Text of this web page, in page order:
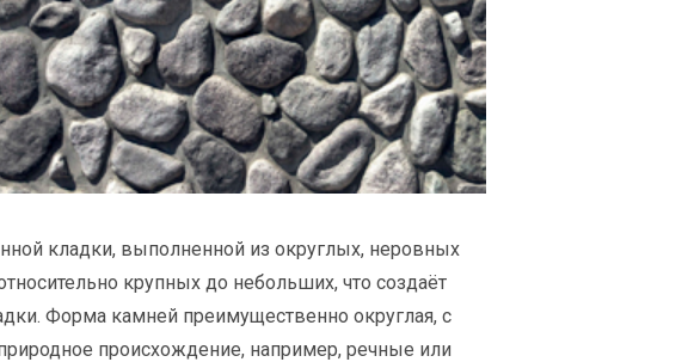
кладки, выполненной из округлых, неровных
крупных до небольших, что создаёт
Форма камней преимущественно округлая, с
происхождение, например, речные или